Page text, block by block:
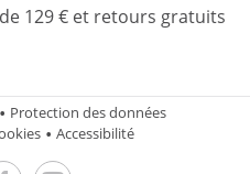
129 € et retours gratuits
Protection des données
Accessibilité